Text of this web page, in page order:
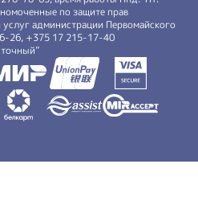
по защите прав
администрации Первомайского
26, +375 17 215-17-40